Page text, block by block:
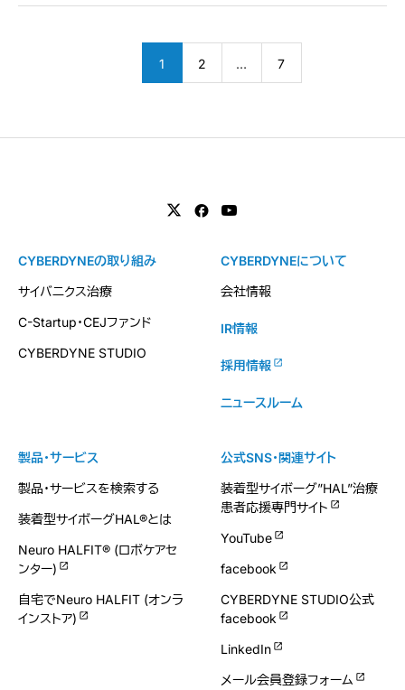
1 2 … 7
製品・サービス
製品・サービスを検索する
装着型サイボーグHAL®とは
Neuro HALFIT® (ロボケアセ
ンター)
自宅でNeuro HALFIT (オンラ
インストア)
CYBERDYNEの取り組み
サイバニクス治療
C-Startup・CEJファンド
CYBERDYNE STUDIO
CYBERDYNEについて
会社情報
IR情報
採用情報
ニュースルーム
公式SNS・関連サイト
装着型サイボーグ”HAL”治療
患者応援専門サイト
YouTube
facebook
CYBERDYNE STUDIO公式
facebook
LinkedIn
メール会員登録フォーム